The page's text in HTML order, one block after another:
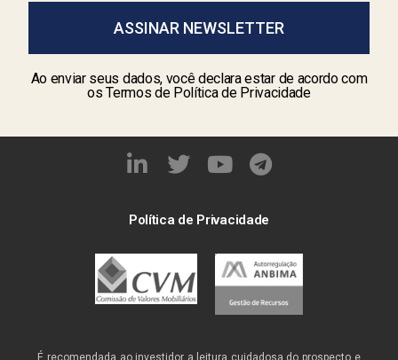
ASSINAR NEWSLETTER
Ao enviar seus dados, você declara estar de acordo com
os Termos de Política de Privacidade
Política de Privacidade
É recomendada ao investidor a leitura cuidadosa do prospecto e